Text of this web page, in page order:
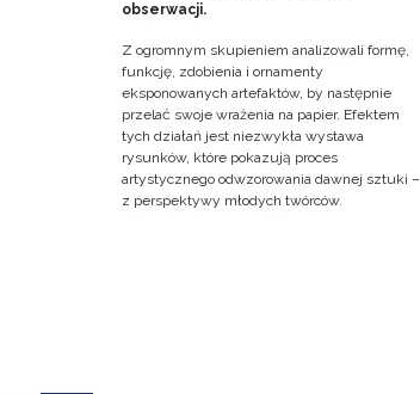
obserwacji.
Z ogromnym skupieniem analizowali formę,
funkcję, zdobienia i ornamenty
eksponowanych artefaktów, by następnie
przelać swoje wrażenia na papier. Efektem
tych działań jest niezwykła wystawa
rysunków, które pokazują proces
artystycznego odwzorowania dawnej sztuki –
z perspektywy młodych twórców.